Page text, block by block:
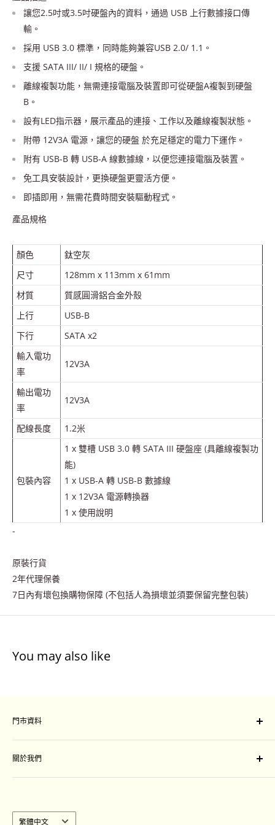
讓您2.5吋或3.5吋硬盤內的資料，通過 USB 上行數據接口傳
輸。
採用 USB 3.0 標準，同時能夠兼容USB 2.0/ 1.1。
支援 SATA III/ II/ I 規格的硬盤。
離線複製功能，無需連接電腦及裝置即可從硬盤A複製到硬盤
B。
設有LED指示器，展示產品的連接、工作以及離線複製狀態。
附帶 12V3A 電源，讓您的硬盤 於充足穩定的電力下運作。
附有 USB-B 轉 USB-A 線數據線，以便您連接電腦及裝置。
免工具安裝設計，更換硬盤更靈活方便。
即插即用，無需花費時間安裝驅動程式。
產品規格
顏色
鈦空灰
尺寸
128mm x 113mm x 61mm
材質
質感圓滑鋁合金外殼
上行
USB-B
下行
SATA x2
輸入電功
率
12V3A
輸出電功
率
12V3A
配線長度 1.2米
包裝內容
1 x 雙槽 USB 3.0 轉 SATA III 硬盤座 (具離線複製功
能)
1 x USB-A 轉 USB-B 數據線
1 x 12V3A 電源轉換器
1 x 使用說明
-
原裝行貨
2年代理保養
7日內有壞包換購物保障 (不包括人為損壞並須要保留完整包裝)
You may also like
門市資料
門市地址：
旺角山東街47-51號星際城市一樓109-111 號舖
Unit 109-111, Sim City, 47-51 Shan Tung Street, Mong
關於我們
付款及運送安排
聯絡我們
繁體中文